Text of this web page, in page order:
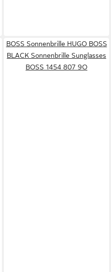
BOSS Sonnenbrille HUGO BOSS
BLACK Sonnenbrille Sunglasses
BOSS 1454 807 9O